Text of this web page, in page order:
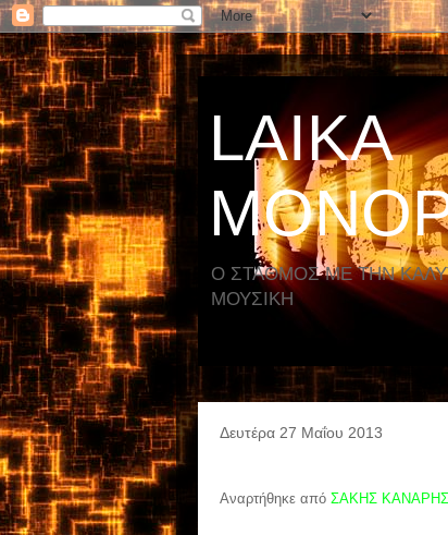
LAIKA
Ο ΣΤΑΘΜΟΣ ΜΕ ΤΗΝ
ΜΟΥΣΙΚΗ
Δευτέρα 27 Μαΐου 2013
Αναρτήθηκε από ΣΑΚΗΣ ΚΑΝΑΡΗΣ